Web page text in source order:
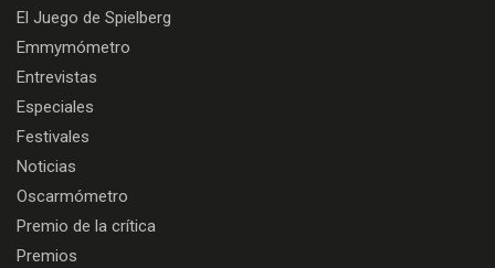
El Juego de Spielberg
Emmymómetro
Entrevistas
Especiales
Festivales
Noticias
Oscarmómetro
Premio de la crítica
Premios